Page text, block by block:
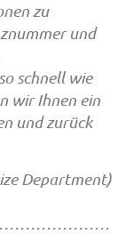
zu
und
schnell wie
wir Ihnen ein
und zurück
Department)